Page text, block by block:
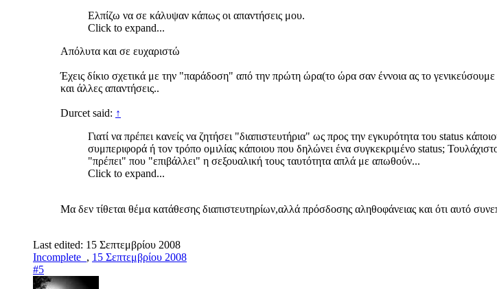
Ελπίζω να σε κάλυψαν κάπως οι απαντήσεις μου.
Click to expand...
Απόλυτα και σε ευχαριστώ
Έχεις δίκιο σχετικά με την "παράδοση" από την πρώτη ώρα(το ώρα σαν έννοια ας το
και άλλες απαντήσεις..
Durcet said: ↑
Γιατί να πρέπει κανείς να ζητήσει "διαπιστευτήρια" ως προς την εγκυρότητα του status
συμπεριφορά ή τον τρόπο ομιλίας κάποιου που δηλώνει ένα συγκεκριμένο status;
"πρέπει" που "επιβάλλει" η σεξουαλική τους ταυτότητα απλά με απωθούν...
Click to expand...
Μα δεν τίθεται θέμα κατάθεσης διαπιστευτηρίων,αλλά πρόσδοσης αληθοφάνειας και ότι αυτό
Last edited: 15 Σεπτεμβρίου 2008
Incomplete_ , 15 Σεπτεμβρίου 2008
#5